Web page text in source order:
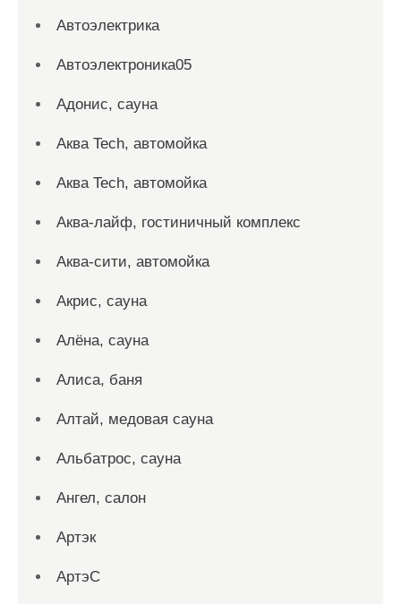
Автоэлектрика
Автоэлектроника05
Адонис, сауна
Аква Tech, автомойка
Аква Tech, автомойка
Аква-лайф, гостиничный комплекс
Аква-сити, автомойка
Акрис, сауна
Алёна, сауна
Алиса, баня
Алтай, медовая сауна
Альбатрос, сауна
Ангел, салон
Артэк
АртэС